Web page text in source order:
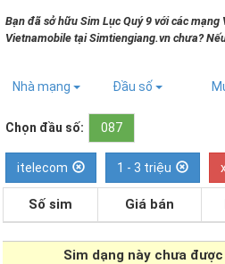
Bạn đã sở hữu Sim Lục Quý 9 với các
Vietnamobile tại Simtiengiang.vn chưa?
Nhà mạng Đầu số
Chọn đầu số: 087
itelecom 1 - 3 triệu
Số sim Giá bán
Sim dạng này chưa